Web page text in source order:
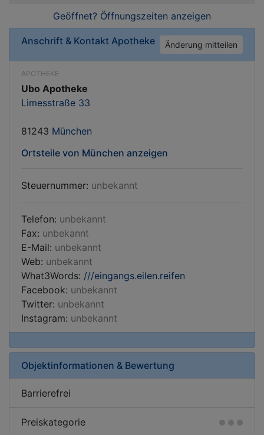
Geöffnet? Öffnungszeiten anzeigen
Anschrift & Kontakt Apotheke Änderung mitteilen
APOTHEKE
Ubo Apotheke
Limesstraße 33
81243 München
Ortsteile von München anzeigen
Steuernummer: unbekannt
Telefon: unbekannt
Fax: unbekannt
E-Mail: unbekannt
Web: unbekannt
What3Words: ///eingangs.eilen.reifen
Facebook: unbekannt
Twitter: unbekannt
Instagram: unbekannt
Objektinformationen & Bewertung
Barrierefrei
Preiskategorie